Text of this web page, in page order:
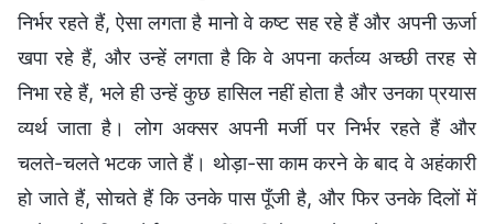
निर्भर रहते हैं, ऐसा लगता है मानो वे कष्ट सह रहे हैं और अपनी ऊर्जा
खपा रहे हैं, और उन्हें लगता है कि वे अपना कर्तव्य अच्छी तरह से
निभा रहे हैं, भले ही उन्हें कुछ हासिल नहीं होता है और उनका प्रयास
व्यर्थ जाता है। लोग अक्सर अपनी मर्जी पर निर्भर रहते हैं और
चलते-चलते भटक जाते हैं। थोड़ा-सा काम करने के बाद वे अहंकारी
हो जाते हैं, सोचते हैं कि उनके पास पूँजी है, और फिर उनके दिलों में